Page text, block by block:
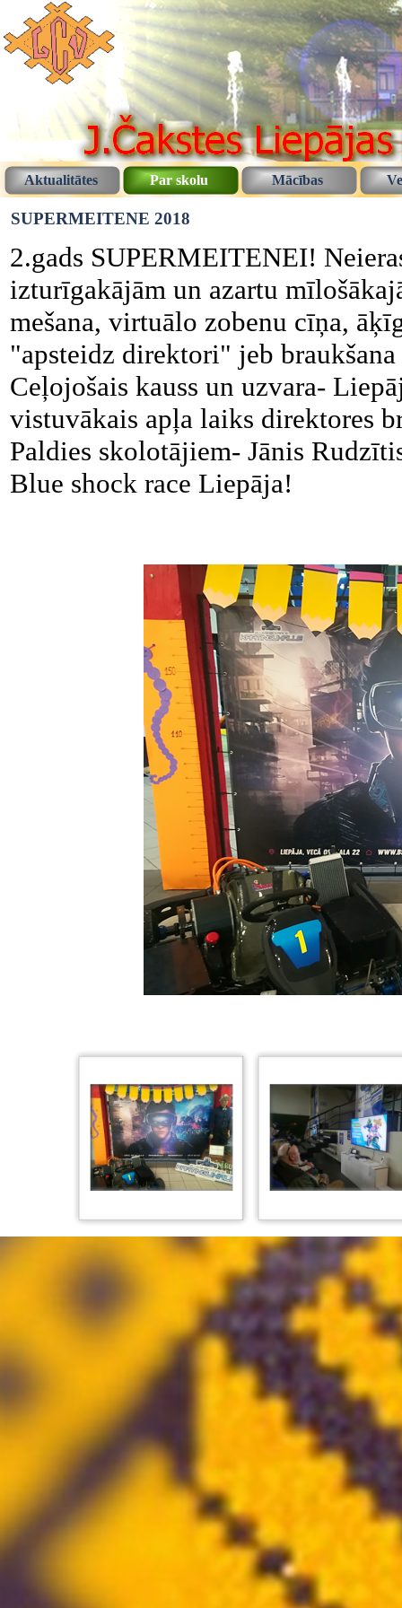
Aktualitātes Par skolu Mācības
SUPERMEITENE 2018
2.gads SUPERMEITENEI!
izturīgakājām un azartu
mešana, virtuālo zobenu cīņa,
"apsteidz direktori" jeb
Ceļojošais kauss un uzvara-
vistuvākais apļa laiks direktores
Paldies skolotājiem- Jānis
Blue shock race Liepāja!